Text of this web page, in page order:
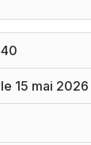
40
le 15 mai 2026